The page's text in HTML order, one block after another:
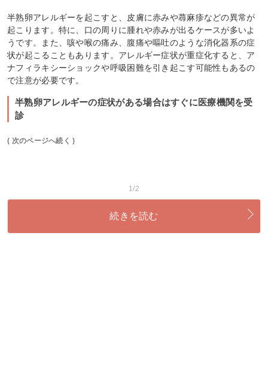
半熟卵アレルギーを起こすと、皮膚に赤みや蕁麻疹などの異常が
起こります。特に、口の周りに腫れや赤みが出るケースが多いよ
うです。また、咳や喉の痛み、腹痛や嘔吐のような消化器系の症
状が起こることもあります。アレルギー症状が重症化すると、ア
ナフィラキシーショックや呼吸困難を引き起こす可能性もあるの
で注意が必要です。
半熟卵アレルギーの症状がある場合はすぐに医療機関を受
診
( 次のページへ続く )
1/2
続きを読む